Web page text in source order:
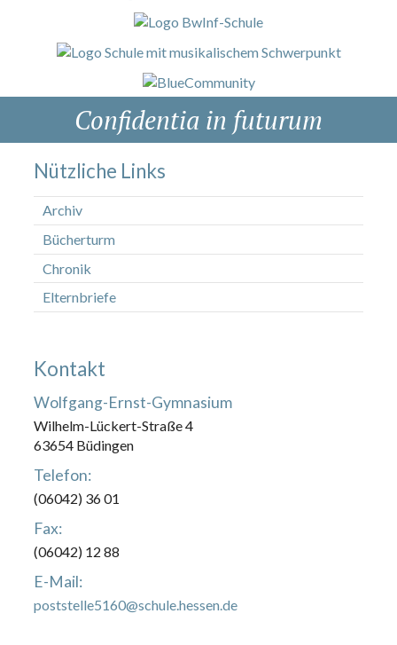
Confidentia in futurum
Nützliche Links
Archiv
Bücherturm
Chronik
Elternbriefe
Kontakt
Wolfgang-Ernst-Gymnasium
Wilhelm-Lückert-Straße 4
63654 Büdingen
Telefon:
(06042) 36 01
Fax:
(06042) 12 88
E-Mail:
poststelle5160@schule.hessen.de